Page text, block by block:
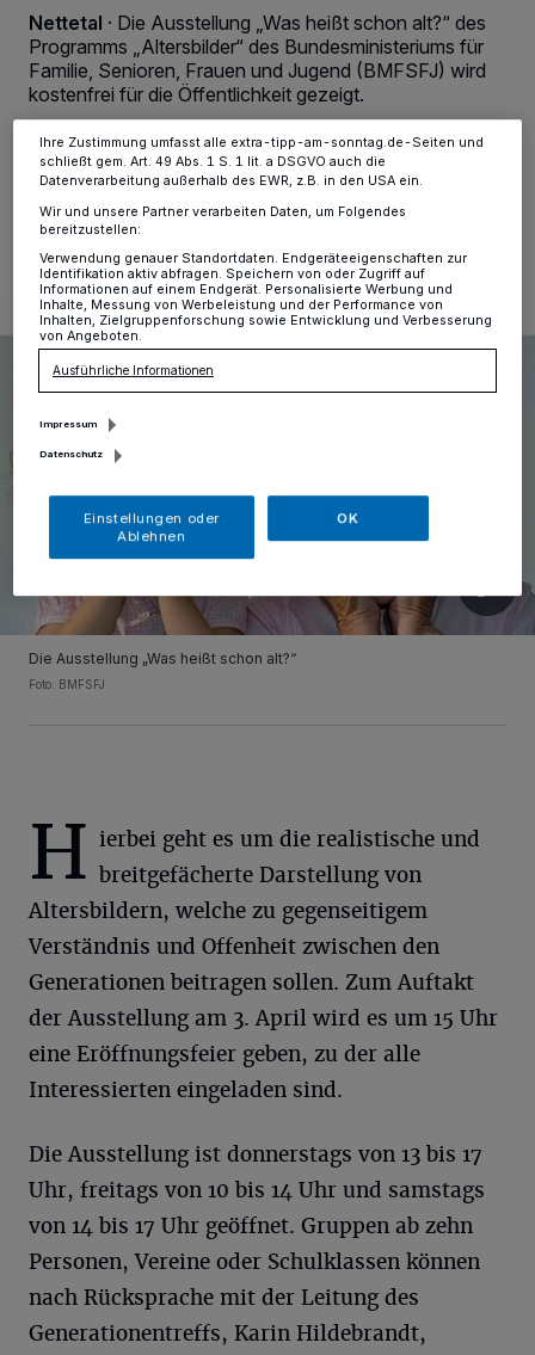
Nettetal · Die Ausstellung „Was heißt schon alt?“ des
Programms „Altersbilder“ des Bundesministeriums für
Familie, Senioren, Frauen und Jugend (BMFSFJ) wird
kostenfrei für die Öffentlichkeit gezeigt.
22.03.2024 , 11:12 Uhr Eine Minute Lesezeit
Die Ausstellung „Was heißt schon alt?“
Foto: BMFSFJ
H ierbei geht es um die realistische und
breitgefächerte Darstellung von
Altersbildern, welche zu gegenseitigem
Verständnis und Offenheit zwischen den
Generationen beitragen sollen. Zum Auftakt
der Ausstellung am 3. April wird es um 15 Uhr
eine Eröffnungsfeier geben, zu der alle
Interessierten eingeladen sind.
Die Ausstellung ist donnerstags von 13 bis 17
Uhr, freitags von 10 bis 14 Uhr und samstags
von 14 bis 17 Uhr geöffnet. Gruppen ab zehn
Personen, Vereine oder Schulklassen können
nach Rücksprache mit der Leitung des
Generationentreffs, Karin Hildebrandt,
Anzeigen möglicherweise nicht mehr so relevant für Sie. Sie können
dieses Menü jederzeit wieder aufrufen, um Ihre Einstellungen zu
ändern oder Ihre Einwilligung zu widerrufen, indem Sie auf den Link
Einstellungen oder Ablehnen am unteren Rand der Webseite klicken.
Ihre Einstellungen gelten innerhalb unseres Website. Weitere
Ihre Zustimmung umfasst alle extra-tipp-am-sonntag.de-Seiten und
schließt gem. Art. 49 Abs. 1 S. 1 lit. a DSGVO auch die
Datenverarbeitung außerhalb des EWR, z.B. in den USA ein.
Wir und unsere Partner verarbeiten Daten, um Folgendes
bereitzustellen:
Verwendung genauer Standortdaten. Endgeräteeigenschaften zur
Identifikation aktiv abfragen. Speichern von oder Zugriff auf
Informationen auf einem Endgerät. Personalisierte Werbung und
Inhalte, Messung von Werbeleistung und der Performance von
Inhalten, Zielgruppenforschung sowie Entwicklung und Verbesserung
von Angeboten.
Ausführliche Informationen
Impressum
Datenschutz
Einstellungen oder
Ablehnen
OK